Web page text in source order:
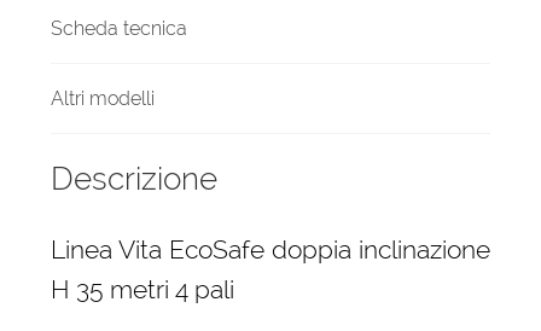
Scheda tecnica
Altri modelli
Descrizione
Linea Vita EcoSafe doppia inclinazione
H 35 metri 4 pali